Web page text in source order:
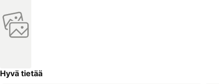
Hyvä tietää